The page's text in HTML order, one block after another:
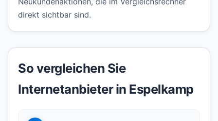
direkt sichtbar sind.
So vergleichen Sie
Internetanbieter in Espelkamp